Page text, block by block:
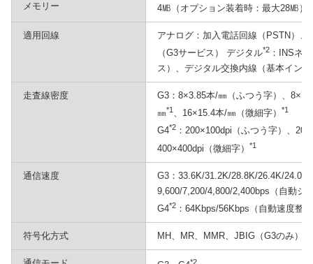
メモリー 4㎆（オプション装着時：最大28㎆）
適用回線
アナログ：加入電話回線（PSTN）
（G3サービス） デジタル*2 ：INSネ
ス）、デジタル交換内線（基本イン
走査線密度
G3：8×3.85本/㎜（ふつう字）、
㎜*1 、16×15.4本/㎜（微細字） *1
G4*2 ：200×100dpi（ふつう字）、
400×400dpi（微細字）
*1
通信速度
G3：33.6K/31.2K/28.8K/26.4K/
9,600/7,200/4,800/2,400bps（自動シ
G4*2 ：64Kbps/56Kbps（自動速度整
符号化方式 MH、MR、MMR、JBIG（G3のみ）
*2